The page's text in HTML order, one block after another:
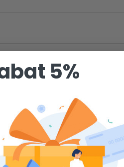
Sklep Warszawa -
Na
5%